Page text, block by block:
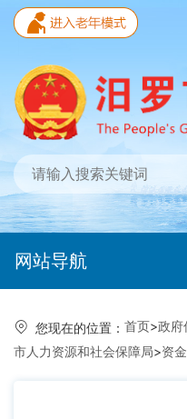
网站导航
您现在的位置： 首页>政府
市人力资源和社会保障局>资